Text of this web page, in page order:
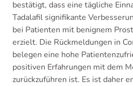
bestätigt, dass eine tägliche
Tadalafil signifikante
bei Patienten mit benignem
erzielt. Die Rückmeldungen in
belegen eine hohe
positiven Erfahrungen mit dem
zurückzuführen ist. Es ist daher